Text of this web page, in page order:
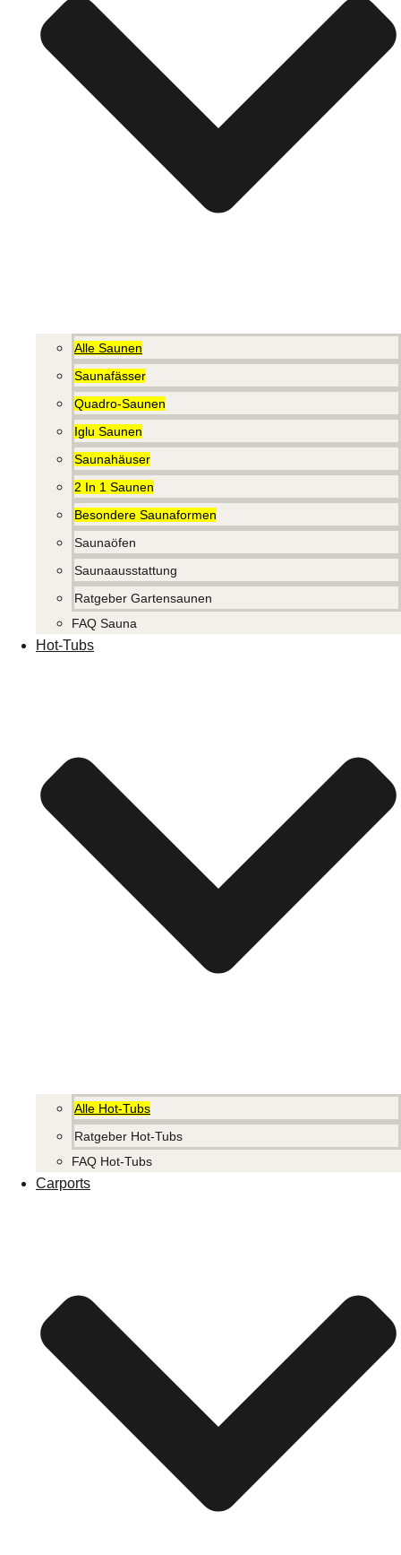
Alle Saunen
Saunafässer
Quadro-Saunen
Iglu Saunen
Saunahäuser
2 In 1 Saunen
Besondere Saunaformen
Saunaöfen
Saunaausstattung
Ratgeber Gartensaunen
FAQ Sauna
Hot-Tubs
Alle Hot-Tubs
Ratgeber Hot-Tubs
FAQ Hot-Tubs
Carports